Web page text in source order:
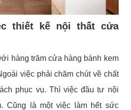
thiết kế nội thất cửa
hàng trăm cửa hàng bánh kem
việc phải chăm chút về chất
phục vụ. Thì việc đầu tư nội
Cũng là một việc làm hết sức